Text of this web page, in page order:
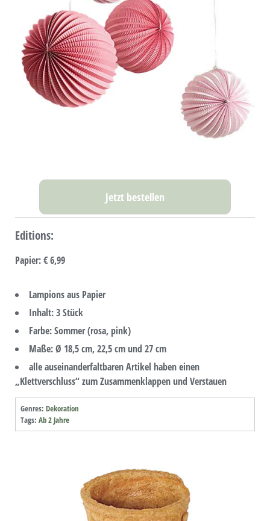
Jetzt bestellen
Editions:
Papier:€ 6,99
Lampions aus Papier
Inhalt: 3 Stück
Farbe: Sommer (rosa, pink)
Maße: Ø 18,5 cm, 22,5 cm und 27 cm
alle auseinanderfaltbaren Artikel haben einen
„Klettverschluss“ zum Zusammenklappen und Verstauen
Genres: Dekoration
Tags: Ab 2 Jahre